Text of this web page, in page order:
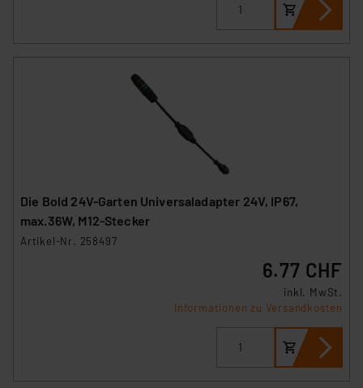
Die Bold 24V-Garten Universaladapter 24V, IP67,
max.36W, M12-Stecker
Artikel-Nr. 258497
6.77 CHF
inkl. MwSt.
Informationen zu Versandkosten